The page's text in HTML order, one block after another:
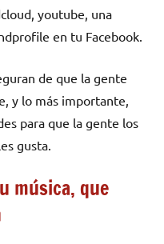
youtube, una
en tu Facebook.
de que la gente
y lo más importante,
para que la gente los
gusta.
música, que